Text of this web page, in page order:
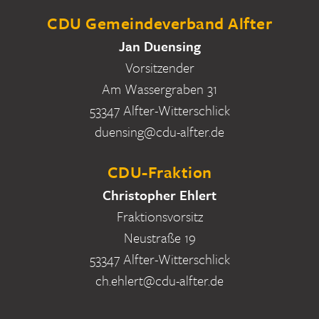
CDU Gemeindeverband Alfter
Jan Duensing
Vorsitzender
Am Wassergraben 31
53347 Alfter-Witterschlick
duensing@cdu-alfter.de
CDU-Fraktion
Christopher Ehlert
Fraktionsvorsitz
Neustraße 19
53347 Alfter-Witterschlick
ch.ehlert@cdu-alfter.de